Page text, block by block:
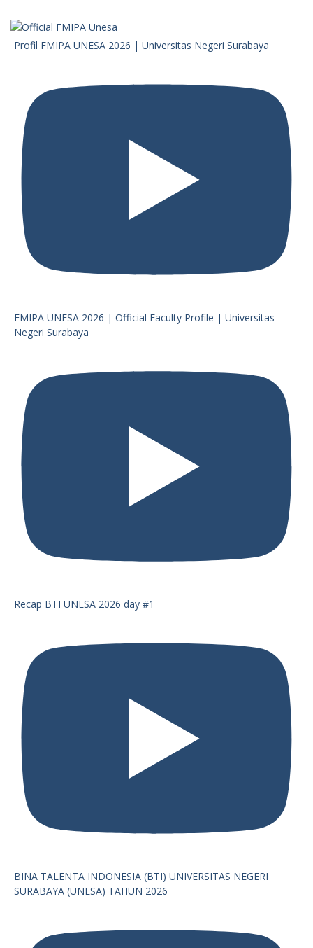
Profil FMIPA UNESA 2026 | Universitas Negeri Surabaya
FMIPA UNESA 2026 | Official Faculty Profile | Universitas
Negeri Surabaya
Recap BTI UNESA 2026 day #1
BINA TALENTA INDONESIA (BTI) UNIVERSITAS NEGERI
SURABAYA (UNESA) TAHUN 2026